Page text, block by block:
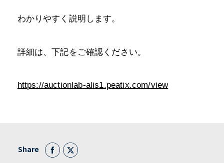
わかりやすく説明します。
詳細は、下記をご確認ください。
https://auctionlab-alis1.peatix.com/view
Share